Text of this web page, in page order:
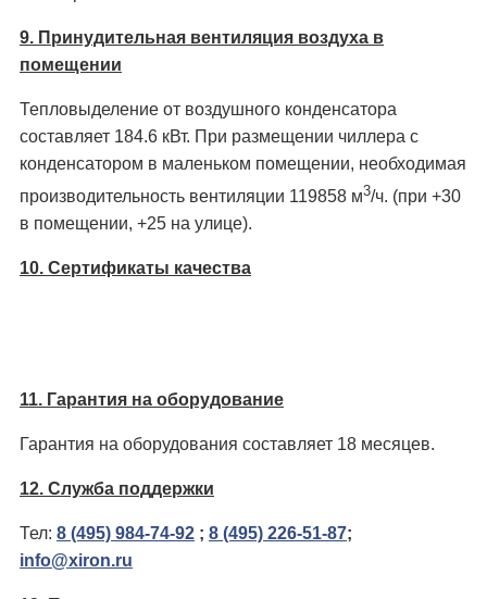
9. Принудительная вентиляция воздуха в
помещении
Тепловыделение от воздушного конденсатора
составляет 184.6 кВт. При размещении чиллера с
конденсатором в маленьком помещении, необходимая
производительность вентиляции 119858 м3/ч. (при +30
в помещении, +25 на улице).
10. Сертификаты качества
11. Гарантия на оборудование
Гарантия на оборудования составляет 18 месяцев.
12. Служба поддержки
Тел: 8 (495) 984-74-92 ; 8 (495) 226-51-87;
info@xiron.ru